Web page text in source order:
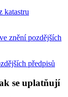
katastru
znění pozdějších
předpisů
se uplatňují